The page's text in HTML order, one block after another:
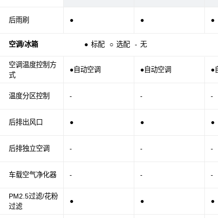
后雨刷
空调/冰箱 ● 标配 ○ 选配 - 无
空调温度控制方
式
温度分区控制
后排出风口
后排独立空调
车载空气净化器
PM2.5过滤/花粉
过滤
● ● ●
●自动空调 ●自动空调 ●
- - -
● ● ●
- - -
- - -
● ● ●